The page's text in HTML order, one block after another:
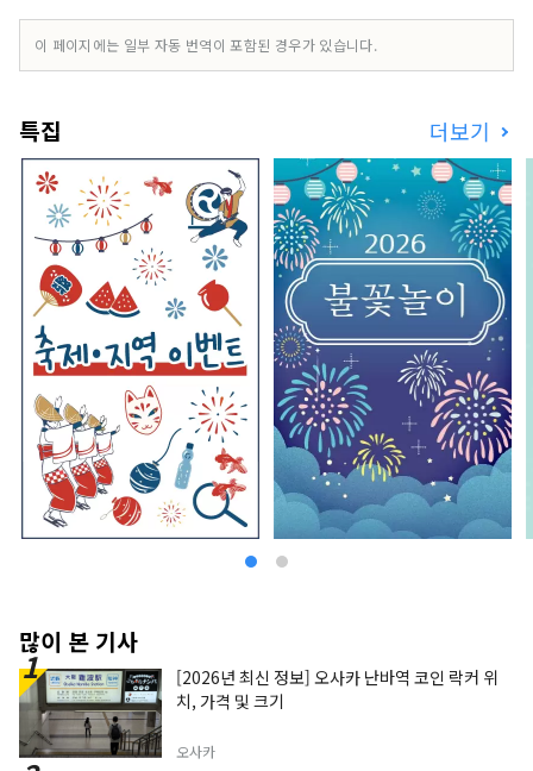
이 페이지에는 일부 자동 번역이 포함된 경우가 있습니다.
특집 더보기
많이 본 기사
[2026년 최신 정보] 오사카 난바역 코인 락커 위
치, 가격 및 크기
오사카